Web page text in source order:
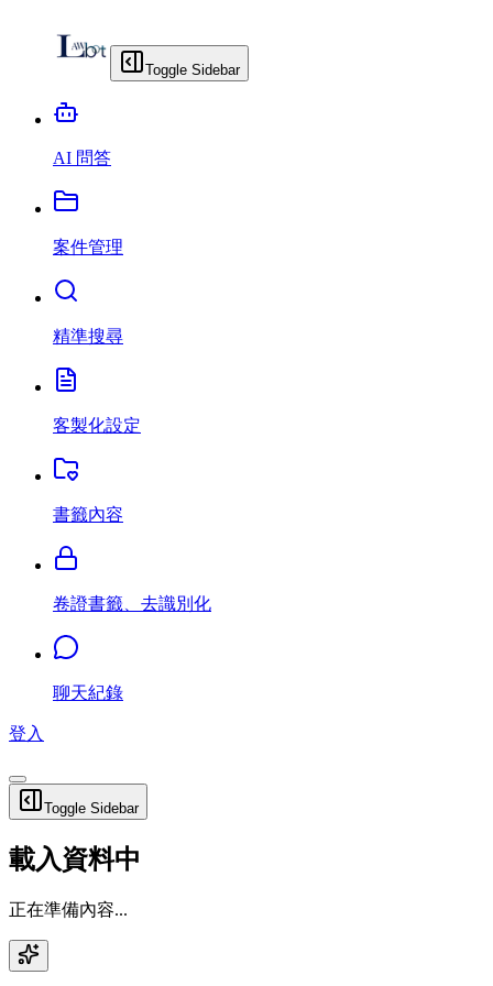
Toggle Sidebar
AI 問答
案件管理
精準搜尋
客製化設定
書籤內容
卷證書籤、去識別化
聊天紀錄
登入
Toggle Sidebar
載入資料中
正在準備內容...